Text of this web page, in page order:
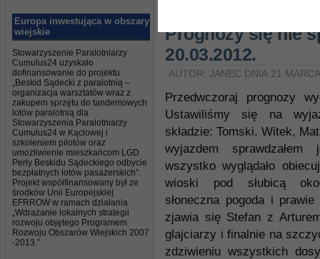
Europa inwestująca w obszary
wiejskie
Stowarzyszenie Paralotniarzy
Cumulus24 uzyskało
dofinansowanie do projektu
„Beskid Sądecki z paralotnią –
organizacja warsztatów wraz z
zakupem sprzętu do tandemowych
lotów paralotnią dla
Stowarzyszenia Paralotniarzy
Cumulus24 w Kąclowej i
szkoleniem pilotów oraz
umożliwienie mieszkańcom LGD
Perły Beskidu Sądeckiego odbycie
bezpłatnych lotów pasażerskich”.
Projekt współfinansowany był ze
środków Unii Europejskiej
EFRROW w ramach działania
„Wdrażanie lokalnych strategii
rozwoju objętego Programem
Rozwoju Obszarów Wiejskich 2007
-2013.”
Prognozy się nie
20.03.2012.
AUTOR: JANEC DNIA 21
Przedwczoraj prognozy
Ustawiliśmy się na
składzie: Tomski, Witek,
wyjazdem
wszystko wyglądało
wioski pod słubicą
słoneczna pogoda i
zjawia się Stefan z
glajciarzy i finalnie na
zdziwieniu wszystkich